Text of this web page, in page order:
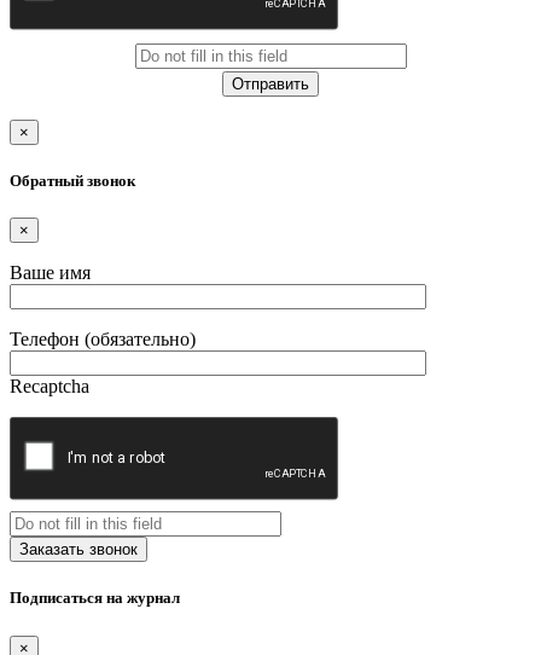
×
Обратный звонок
×
Ваше имя
Телефон (обязательно)
Recaptcha
Подписаться на журнал
×